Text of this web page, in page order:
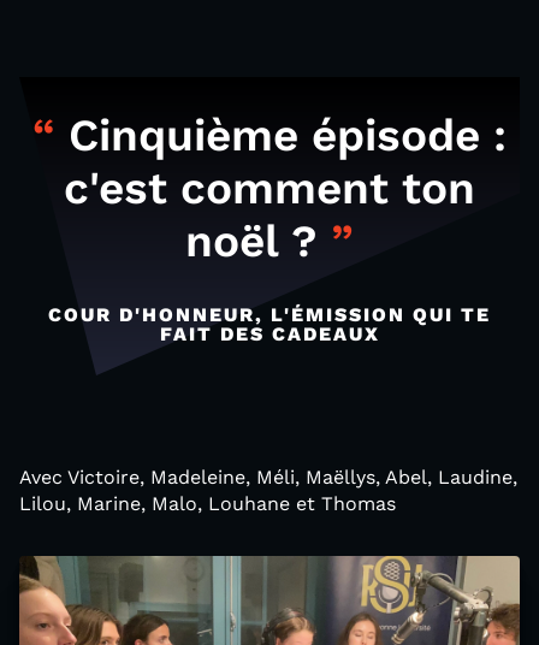
Cinquième épisode :
c'est comment ton
noël ?
COUR D'HONNEUR, L'ÉMISSION QUI TE
FAIT DES CADEAUX
Avec Victoire, Madeleine, Méli, Maëllys, Abel, Laudine,
Lilou, Marine, Malo, Louhane et Thomas